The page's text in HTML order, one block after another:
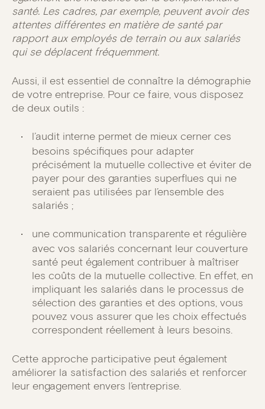
santé. Les cadres, par exemple, peuvent avoir des
attentes différentes en matière de santé par
rapport aux employés de terrain ou aux salariés
qui se déplacent fréquemment.
Aussi, il est essentiel de connaître la démographie
de votre entreprise. Pour ce faire, vous disposez
de deux outils :
l’audit interne permet de mieux cerner ces
besoins spécifiques pour adapter
précisément la mutuelle collective et éviter de
payer pour des garanties superflues qui ne
seraient pas utilisées par l’ensemble des
salariés ;
une communication transparente et régulière
avec vos salariés concernant leur couverture
santé peut également contribuer à maîtriser
les coûts de la mutuelle collective. En effet, en
impliquant les salariés dans le processus de
sélection des garanties et des options, vous
pouvez vous assurer que les choix effectués
correspondent réellement à leurs besoins.
Cette approche participative peut également
améliorer la satisfaction des salariés et renforcer
leur engagement envers l’entreprise.